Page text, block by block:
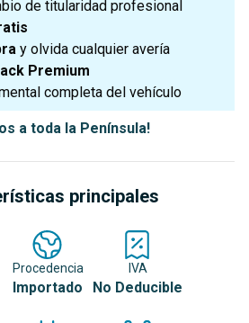
de titularidad profesional
y olvida cualquier avería
Premium
completa del vehículo
a toda la Península!
principales
Procedencia
Importado
IVA
No Deducible